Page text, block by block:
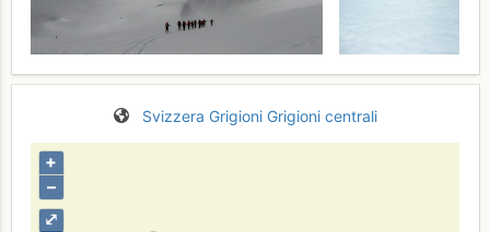
Svizzera Grigioni Grigioni centrali
⤢
+
–